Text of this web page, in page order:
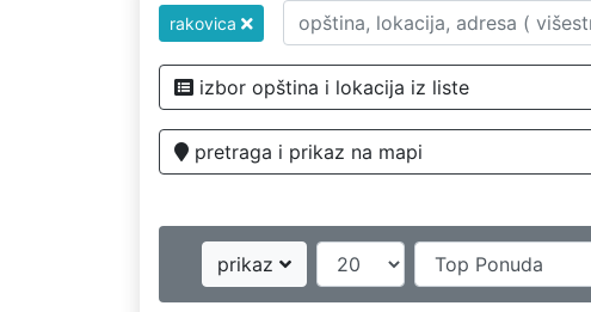
rakovica
izbor opština i lokacija iz liste
pretraga i prikaz na mapi
prikaz